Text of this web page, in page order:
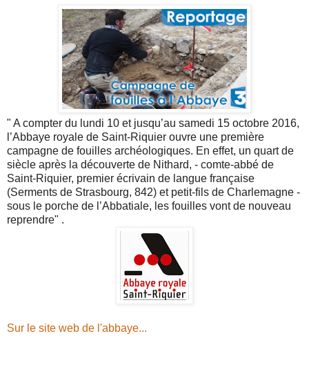
" A compter du lundi 10 et jusqu’au samedi 15 octobre 2016,
l’Abbaye royale de Saint-Riquier ouvre une première
campagne de fouilles archéologiques. En effet, un quart de
siècle après la découverte de Nithard, - comte-abbé de
Saint-Riquier, premier écrivain de langue française
(Serments de Strasbourg, 842) et petit-fils de Charlemagne -
sous le porche de l’Abbatiale, les fouilles vont de nouveau
reprendre" .
Sur le site web de l'abbaye...